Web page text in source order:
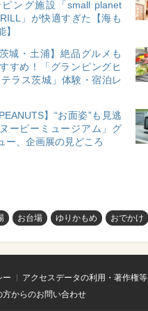
ング施設「small planet
」が快適すぎた【海も
茨城・土浦】絶品グルメも
すめ！「グランピングヒ
ラス茨城」体験・宿泊レ
PEANUTS】“お面姿”も見逃
ーピーミュージアム」グ
ー、企画展の見どころ
お台場 ゆりかもめ おでかけ
ー アクセスデータの利用・著作権等
からのお問い合わせ